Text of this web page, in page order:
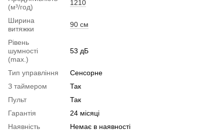
(м³/год)
1210
Ширина
витяжки
90 см
Рівень
шумності
(max.)
53 дБ
Тип управління
Сенсорне
З таймером
Так
Пульт
Так
Гарантія
24 місяці
Наявність
Немає в наявності